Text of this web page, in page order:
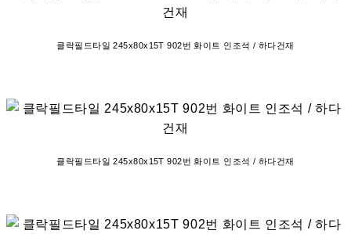
클락필드타일 245x80x15T 902번 화이트 인조석 / 하다건재
클락필드타일 245x80x15T 902번 화이트 인조석 / 하다건재